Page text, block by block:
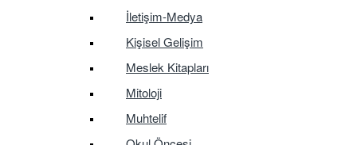
İletişim-Medya
Kişisel Gelişim
Meslek Kitapları
Mitoloji
Muhtelif